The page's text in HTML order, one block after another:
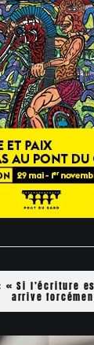
« Si l’écriture
arrive